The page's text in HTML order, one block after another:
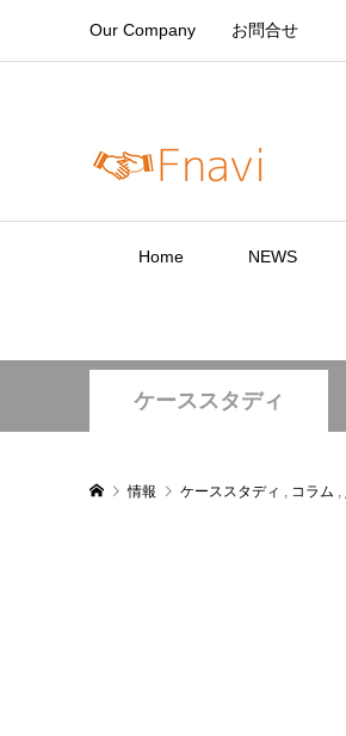
Our Company お問合せ
Home NEWS
ケーススタディ
情報 ケーススタディ , コラム ,